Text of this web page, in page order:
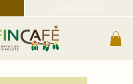
TORRÉFACTEUR